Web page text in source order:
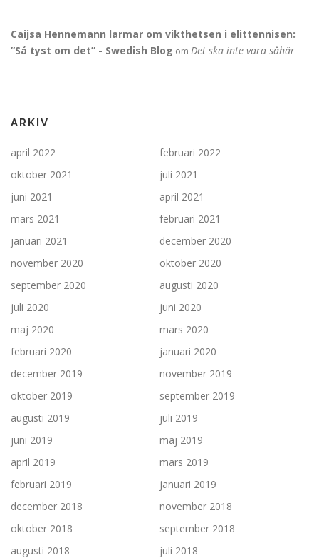
Caijsa Hennemann larmar om vikthetsen i elittennisen:
”Så tyst om det” - Swedish Blog om Det ska inte vara såhär
ARKIV
april 2022
februari 2022
oktober 2021
juli 2021
juni 2021
april 2021
mars 2021
februari 2021
januari 2021
december 2020
november 2020
oktober 2020
september 2020
augusti 2020
juli 2020
juni 2020
maj 2020
mars 2020
februari 2020
januari 2020
december 2019
november 2019
oktober 2019
september 2019
augusti 2019
juli 2019
juni 2019
maj 2019
april 2019
mars 2019
februari 2019
januari 2019
december 2018
november 2018
oktober 2018
september 2018
augusti 2018
juli 2018